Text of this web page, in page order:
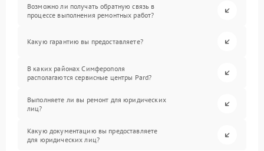
Возможно ли получать обратную связь в
процессе выполнения ремонтных работ?
Какую гарантию вы предоставляете?
В каких районах Симферополя
располагаются сервисные центры Pard?
Выполняете ли вы ремонт для юридических
лиц?
Какую документацию вы предоставляете
для юридических лиц?